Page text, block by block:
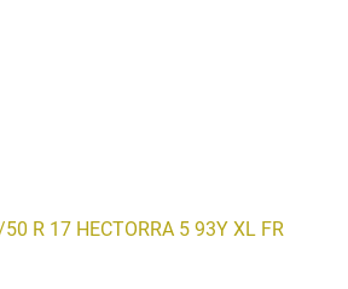
R 17 HECTORRA 5 93Y XL FR